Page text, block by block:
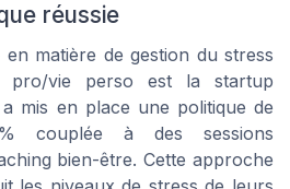
réussie
matière de gestion du stress
vie perso est la startup
mis en place une politique de
couplée à des sessions
bien-être. Cette approche